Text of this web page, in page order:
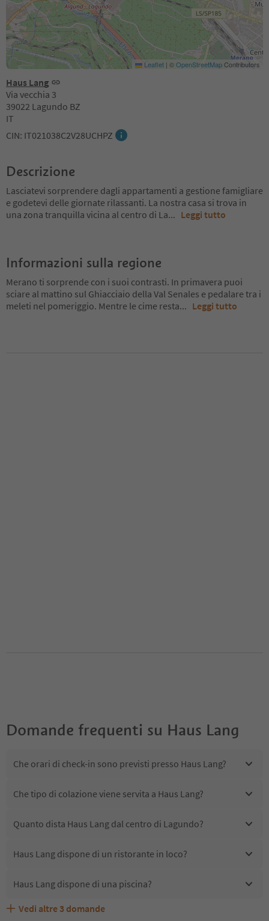
Haus Lang
Via vecchia 3
39022 Lagundo BZ
IT
CIN: IT021038C2V28UCHPZ
Leaflet | ©OpenStreetMapContributors
Descrizione
Lasciatevi sorprendere dagli appartamenti a gestione famigliare
e godetevi delle giornate rilassanti. La nostra casa si trova in
una zona tranquilla vicina al centro di La... Leggi tutto
Informazioni sulla regione
Merano ti sorprende con i suoi contrasti. In primavera puoi
sciare al mattino sul Ghiacciaio della Val Senales e pedalare tra i
meleti nel pomeriggio. Mentre le cime resta... Leggi tutto
Domande frequenti su Haus Lang
Che orari di check-in sono previsti presso Haus Lang?
Che tipo di colazione viene servita a Haus Lang?
Quanto dista Haus Lang dal centro di Lagundo?
Haus Lang dispone di un ristorante in loco?
Haus Lang dispone di una piscina?
Haus Lang accetta animali domestici?
Quali servizi/attività sono disponibili presso Haus Lang?
Gli ospiti di Haus Lang ricevono l'Alto Adige Guest Pass?
Vedi altre 3 domande